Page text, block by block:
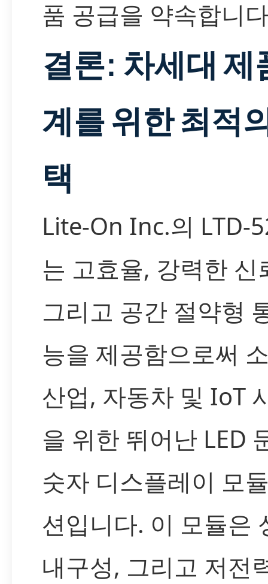
품 공급을 약속합니
결론: 차세대 제
계를 위한 최적
택
Lite-On Inc.의 LTD-
는 고효율, 강력한 신
그리고 공간 절약형
능을 제공함으로써
산업, 자동차 및 IoT
을 위한 뛰어난 LED
숫자 디스플레이 모
션입니다. 이 모듈은
내구성, 그리고 저전